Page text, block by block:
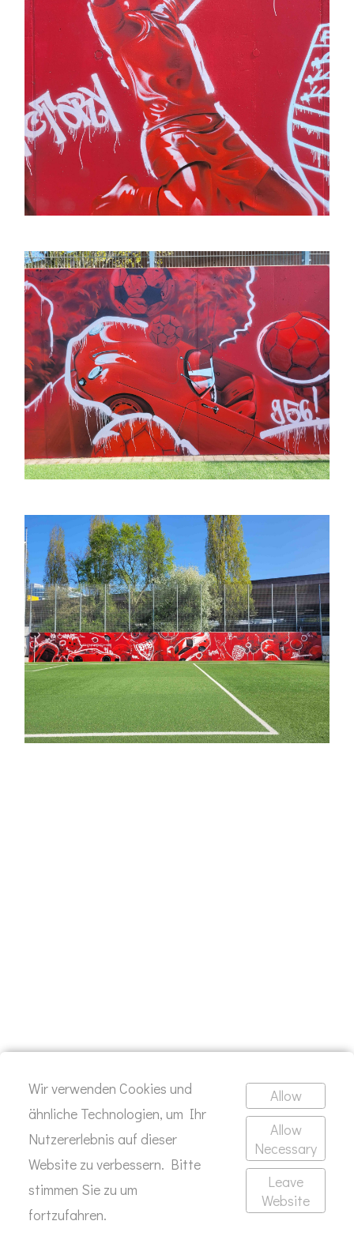
Fußball- und Autofan?
SCHREIB MIR
Wir verwenden Cookies und
ähnliche Technologien, um Ihr
Nutzererlebnis auf dieser
Website zu verbessern. Bitte
stimmen Sie zu um
fortzufahren.
Allow
Allow
Necessary
Leave
Website